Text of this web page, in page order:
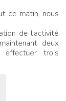
ce matin, nous
de l’activité
deux
effectuer trois